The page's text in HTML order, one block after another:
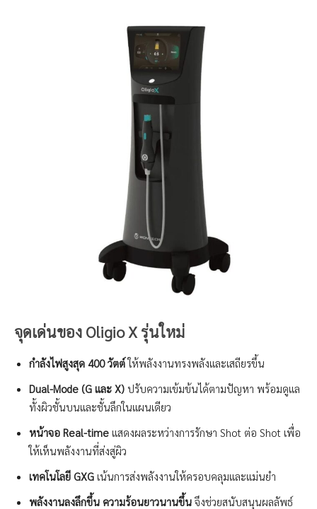
จุดเด่นของ Oligio X รุ่นใหม่
กำลังไฟสูงสุด 400 วัตต์ให้พลังงานทรงพลังและเสถียรขึ้น
Dual-Mode (G และ X) ปรับความเข้มข้นได้ตามปัญหา พร้อมดูแล
ทั้งผิวชั้นบนและชั้นลึกในแผนเดียว
หน้าจอ Real-time แสดงผลระหว่างการรักษา Shot ต่อ Shot เพื่อ
ให้เห็นพลังงานที่ส่งสู่ผิว
เทคโนโลยี GXG เน้นการส่งพลังงานให้ครอบคลุมและแม่นยำ
พลังงานลงลึกขึ้น ความร้อนยาวนานขึ้น จึงช่วยสนับสนุนผลลัพธ์